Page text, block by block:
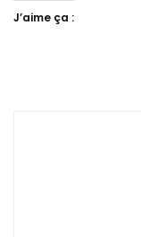
J’aime ça :